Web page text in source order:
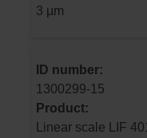
3 µm
ID number:
1300299-15
Product:
Linear scale LIF 401R 770 G8 3.0 ML/2 .. OK